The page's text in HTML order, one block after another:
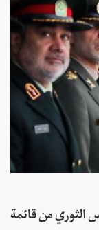
من قائمة